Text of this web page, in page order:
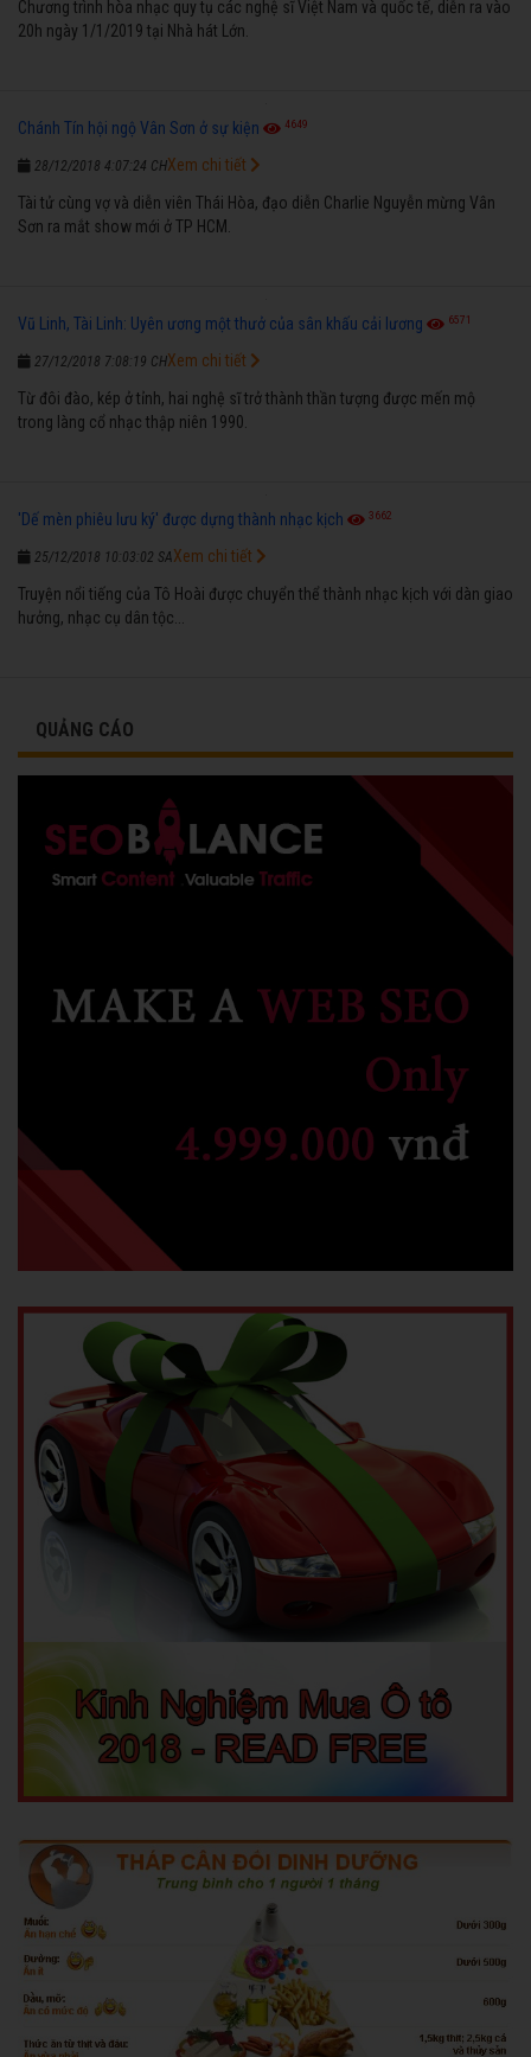
Chương trình hòa nhạc quy tụ các nghệ sĩ Việt Nam và quốc tế, diễn ra vào
20h ngày 1/1/2019 tại Nhà hát Lớn.
Chánh Tín hội ngộ Vân Sơn ở sự kiện 4649
28/12/2018 4:07:24 CH
Tài tử cùng vợ và diễn viên Thái Hòa, đạo diễn Charlie Nguyễn mừng Vân
Sơn ra mắt show mới ở TP HCM.
Xem chi tiết
Vũ Linh, Tài Linh: Uyên ương một thưở của sân khấu cải lương 6571
27/12/2018 7:08:19 CH
Từ đôi đào, kép ở tỉnh, hai nghệ sĩ trở thành thần tượng được mến mộ
trong làng cổ nhạc thập niên 1990.
Xem chi tiết
'Dế mèn phiêu lưu ký' được dựng thành nhạc kịch 3662
25/12/2018 10:03:02 SA
Truyện nổi tiếng của Tô Hoài được chuyển thể thành nhạc kịch với dàn giao
hưởng, nhạc cụ dân tộc...
Xem chi tiết
QUẢNG CÁO